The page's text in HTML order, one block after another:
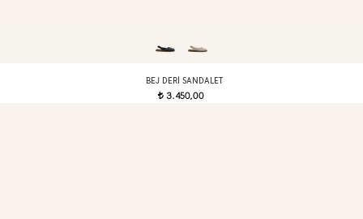
BEJ DERI SANDALET
t3.450,00